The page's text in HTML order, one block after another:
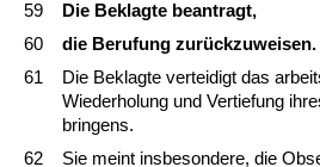
59
Die Be­klag­te be­an­tragt,
60
die Be­ru­fung zurück­zu­wei­sen.
61
Die Be­klag­te ver­tei­digt das
Wie­der­ho­lung und Ver­tie­fung
brin­gens.
62
Sie meint ins­be­son­de­re, die